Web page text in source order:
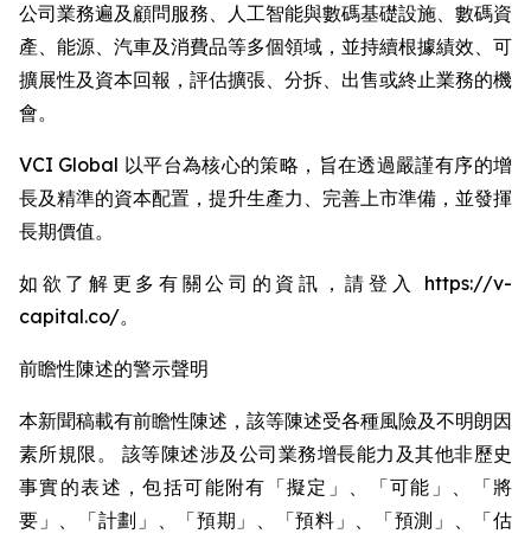
公司業務遍及顧問服務、人工智能與數碼基礎設施、數碼資
產、能源、汽車及消費品等多個領域，並持續根據績效、可
擴展性及資本回報，評估擴張、分拆、出售或終止業務的機
會。
VCI Global 以平台為核心的策略，旨在透過嚴謹有序的增
長及精準的資本配置，提升生產力、完善上市準備，並發揮
長期價值。
如欲了解更多有關公司的資訊，請登入 https://v-
capital.co/。
前瞻性陳述的警示聲明
本新聞稿載有前瞻性陳述，該等陳述受各種風險及不明朗因
素所規限。 該等陳述涉及公司業務增長能力及其他非歷史
事實的表述，包括可能附有「擬定」、「可能」、「將
要」、「計劃」、「預期」、「預料」、「預測」、「估